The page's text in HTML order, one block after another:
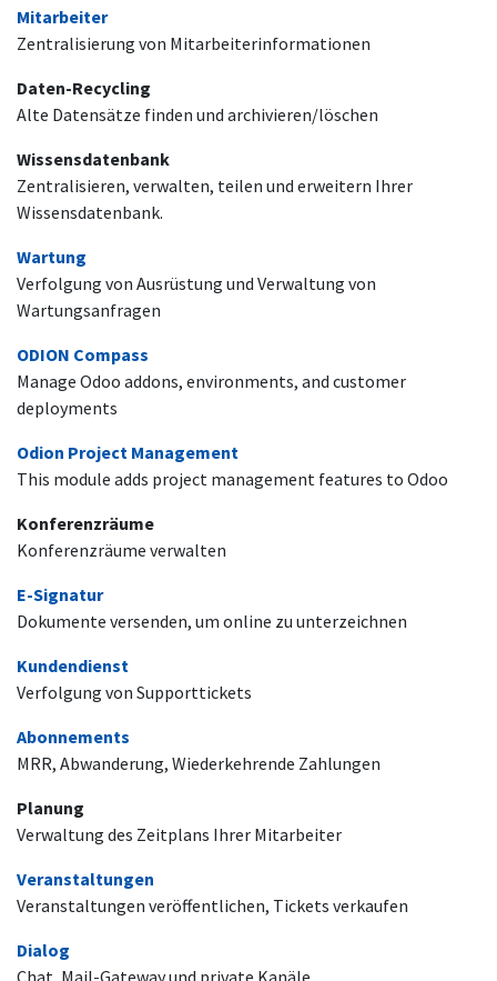
Mitarbeiter
Zentralisierung von Mitarbeiterinformationen
Daten-Recycling
Alte Datensätze finden und archivieren/löschen
Wissensdatenbank
Zentralisieren, verwalten, teilen und erweitern Ihrer
Wissensdatenbank.
Wartung
Verfolgung von Ausrüstung und Verwaltung von
Wartungsanfragen
ODION Compass
Manage Odoo addons, environments, and customer
deployments
Odion Project Management
This module adds project management features to Odoo
Konferenzräume
Konferenzräume verwalten
E-Signatur
Dokumente versenden, um online zu unterzeichnen
Kundendienst
Verfolgung von Supporttickets
Abonnements
MRR, Abwanderung, Wiederkehrende Zahlungen
Planung
Verwaltung des Zeitplans Ihrer Mitarbeiter
Veranstaltungen
Veranstaltungen veröffentlichen, Tickets verkaufen
Dialog
Chat, Mail-Gateway und private Kanäle